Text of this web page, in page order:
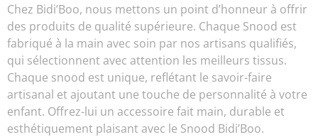
Chez Bidi’Boo, nous mettons un point d’honneur à offrir
des produits de qualité supérieure. Chaque Snood est
fabriqué à la main avec soin par nos artisans qualifiés,
qui sélectionnent avec attention les meilleurs tissus.
Chaque snood est unique, reflétant le savoir-faire
artisanal et ajoutant une touche de personnalité à votre
enfant. Offrez-lui un accessoire fait main, durable et
esthétiquement plaisant avec le Snood Bidi’Boo.